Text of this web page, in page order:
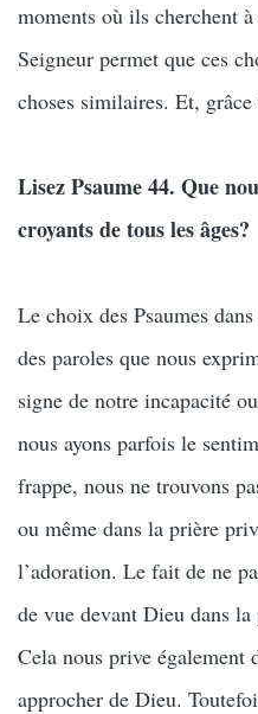
moments où ils cherchent
Seigneur permet que ces
choses similaires. Et,
Lisez Psaume 44. Que
croyants de tous les âges?
Le choix des Psaumes
des paroles que nous
signe de notre incapacité
nous ayons parfois le
frappe, nous ne trouvons
ou même dans la prière
l’adoration. Le fait de ne
de vue devant Dieu dans la
Cela nous prive également
approcher de Dieu.